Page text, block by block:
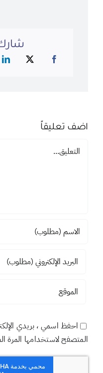
اضف تعليقاً
تعليق
احفظ اسمي ، بريدي
المتصفح لاستخدامها المرة